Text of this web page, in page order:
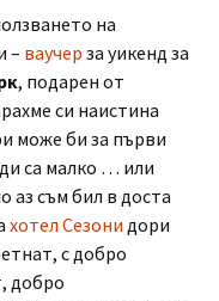
на
– ваучер за уикенд за
, подарен от
си наистина
може би за първи
са малко … или
аз съм бил в доста
хотел Сезони дори
с добро
добро